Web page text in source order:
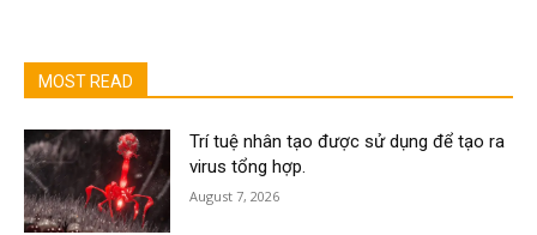
MOST READ
Trí tuệ nhân tạo được sử dụng để tạo ra
virus tổng hợp.
August 7, 2026